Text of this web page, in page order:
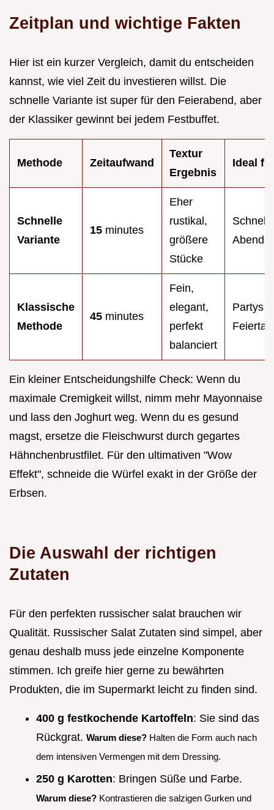
Zeitplan und wichtige Fakten
Hier ist ein kurzer Vergleich, damit du entscheiden
kannst, wie viel Zeit du investieren willst. Die
schnelle Variante ist super für den Feierabend, aber
der Klassiker gewinnt bei jedem Festbuffet.
Methode Zeitaufwand
Textur
Ergebnis
Ideal
Schnelle
Variante
15 minutes
Eher
rustikal,
größere
Stücke
Klassische
Methode
45 minutes
Fein,
elegant,
perfekt
balanciert
Partys &
Ein kleiner Entscheidungshilfe Check: Wenn du
maximale Cremigkeit willst, nimm mehr Mayonnaise
und lass den Joghurt weg. Wenn du es gesund
magst, ersetze die Fleischwurst durch gegartes
Hähnchenbrustfilet. Für den ultimativen "Wow
Effekt", schneide die Würfel exakt in der Größe der
Erbsen.
Die Auswahl der richtigen
Zutaten
Für den perfekten russischer salat brauchen wir
Qualität. Russischer Salat Zutaten sind simpel, aber
genau deshalb muss jede einzelne Komponente
stimmen. Ich greife hier gerne zu bewährten
Produkten, die im Supermarkt leicht zu finden sind.
400 g festkochende Kartoffeln: Sie sind das
Rückgrat. Warum diese? Halten die Form auch nach
dem intensiven Vermengen mit dem Dressing.
250 g Karotten: Bringen Süße und Farbe.
Warum diese? Kontrastieren die salzigen Gurken und